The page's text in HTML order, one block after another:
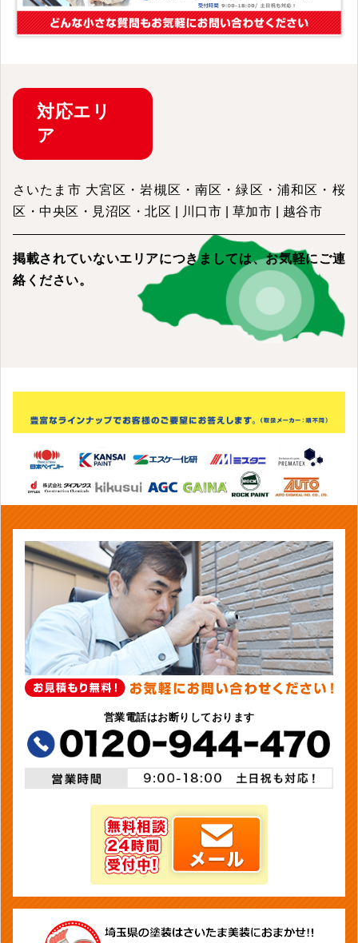
対応エリ
ア
さいたま市 大宮区・岩槻区・南区・緑区・浦和区・桜
区・中央区・見沼区・北区 | 川口市 | 草加市 | 越谷市
掲載されていないエリアにつきましては、お気軽にご連
絡ください。
営業電話はお断りしております